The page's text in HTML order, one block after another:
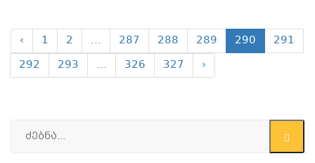
‹ 1 2 ... 287 288 289 290
291
292
293 ... 326 327 ›